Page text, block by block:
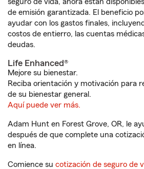
de emisión garantizada. El beneficio
ayudar con los gastos finales,
costos de entierro, las cuentas
deudas.
Life Enhanced®
Mejore su bienestar.
Reciba orientación y motivación para
de su bienestar general.
Aquí puede ver más.
Adam Hunt en Forest Grove, OR, le
después de que complete una
en línea.
Comience su cotización de seguro de